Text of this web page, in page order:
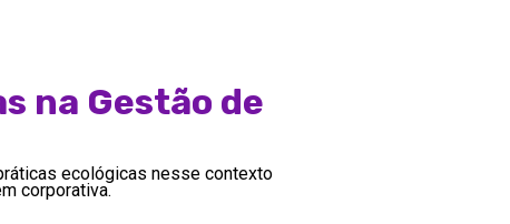
na Gestão de
ecológicas nesse contexto
corporativa.